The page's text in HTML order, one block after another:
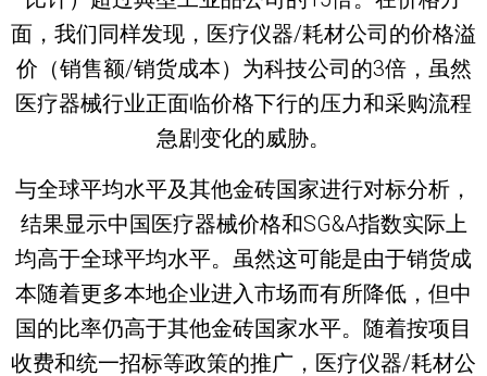
面，我们同样发现，医疗仪器/耗材公司的价格溢
价（销售额/销货成本）为科技公司的3倍，虽然
医疗器械行业正面临价格下行的压力和采购流程
急剧变化的威胁。
与全球平均水平及其他金砖国家进行对标分析，
结果显示中国医疗器械价格和SG&A指数实际上
均高于全球平均水平。虽然这可能是由于销货成
本随着更多本地企业进入市场而有所降低，但中
国的比率仍高于其他金砖国家水平。随着按项目
收费和统一招标等政策的推广，医疗仪器/耗材公